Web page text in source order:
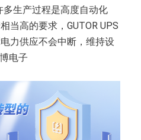
多生产过程是高度自动化
当高的要求，GUTOR UPS
力供应不会中断，维持设
电子